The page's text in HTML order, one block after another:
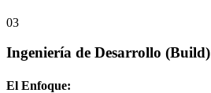
03
Ingeniería de Desarrollo (Build)
El Enfoque: